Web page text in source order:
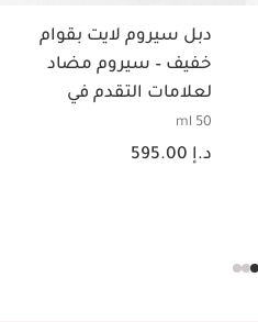
دبل سيروم لايت بقوام
خفيف – سيروم مضاد
لعلامات التقدم في
السن
50 ml
السعر الحالي هو د.إ 595.00
د.إ 595.00